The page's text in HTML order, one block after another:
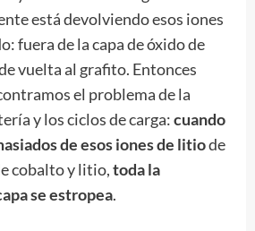
está devolviendo esos iones
fuera de la capa de óxido de
vuelta al grafito. Entonces
el problema de la
y los ciclos de carga:cuando
de esos iones de litiode
cobalto y litio,toda la
se estropea.